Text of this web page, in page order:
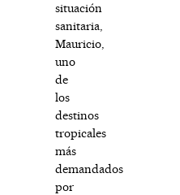
situación
sanitaria,
Mauricio,
uno
de
los
destinos
tropicales
más
demandados
por